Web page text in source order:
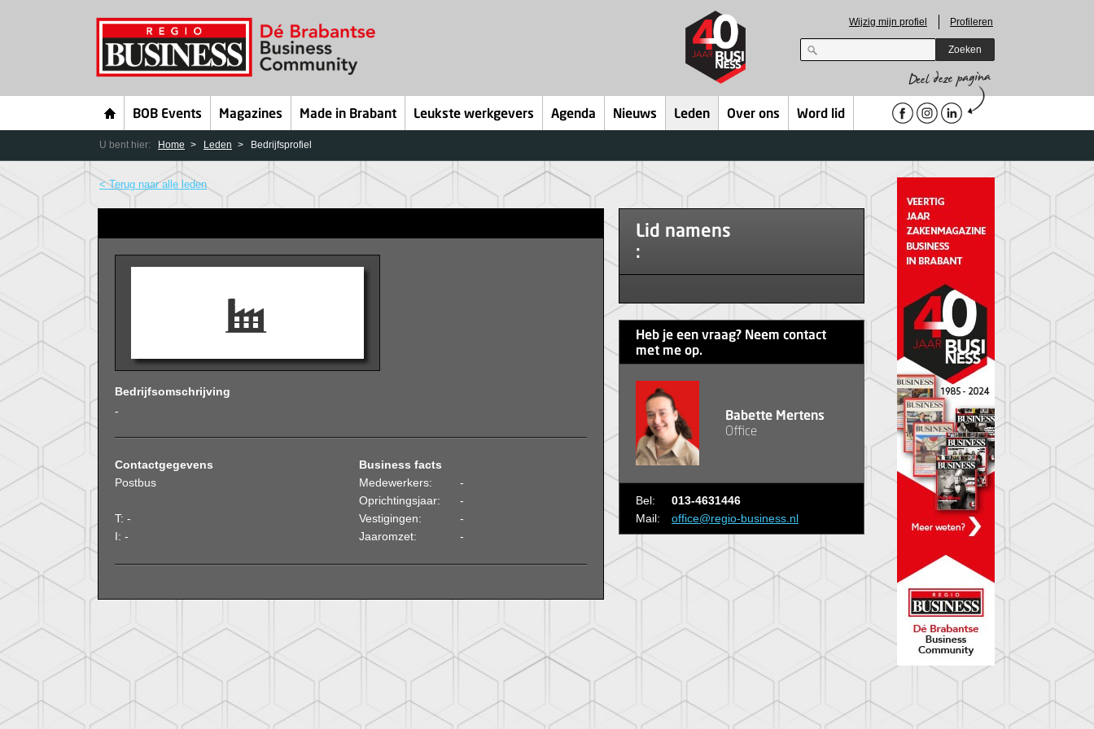
Wijzig mijn profiel Profileren
Zoeken
BOB Events Magazines Made in Brabant Leukste werkgevers Agenda Nieuws Leden Over ons Word lid
U bent hier: Home Leden Bedrijfsprofiel
< Terug naar alle leden
Bedrijfsomschrijving
-
Contactgegevens
Postbus
T: -
I: -
Business facts
Medewerkers:
-
Oprichtingsjaar:
-
Vestigingen:
-
Jaaromzet:
-
Lid namens
:
Heb je een vraag? Neem contact
met me op.
Babette Mertens
Office
Bel:
013-4631446
Mail:
office@regio-business.nl